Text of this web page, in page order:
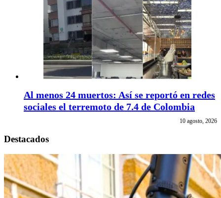
Al menos 24 muertos: Así se reportó en redes
sociales el terremoto de 7.4 de Colombia
10 agosto, 2026
Destacados